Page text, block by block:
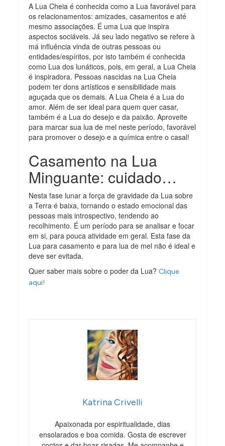
A Lua Cheia é conhecida como a Lua favorável para
os relacionamentos: amizades, casamentos e até
mesmo associações. É uma Lua que inspira
aspectos sociáveis. Já seu lado negativo se refere à
má influência vinda de outras pessoas ou
entidades/espíritos, por isto também é conhecida
como Lua dos lunáticos, pois, em geral, a Lua Cheia
é inspiradora. Pessoas nascidas na Lua Cheia
podem ter dons artísticos e sensibilidade mais
aguçada que os demais. A Lua Cheia é a Lua do
amor. Além de ser ideal para quem quer casar,
também é a Lua do desejo e da paixão. Aproveite
para marcar sua lua de mel neste período, favorável
para promover o desejo e a química entre o casal!
Casamento na Lua
Minguante: cuidado…
Nesta fase lunar a força de gravidade da Lua sobre
a Terra é baixa, tornando o estado emocional das
pessoas mais introspectivo, tendendo ao
recolhimento. É um período para se analisar e focar
em si, para pouca atividade em geral. Esta fase da
Lua para casamento e para lua de mel não é ideal e
deve ser evitada.
Quer saber mais sobre o poder da Lua? Clique
aqui!
Katrina Crivelli
Apaixonada por espiritualidade, dias
ensolarados e boa comida. Gosta de escrever